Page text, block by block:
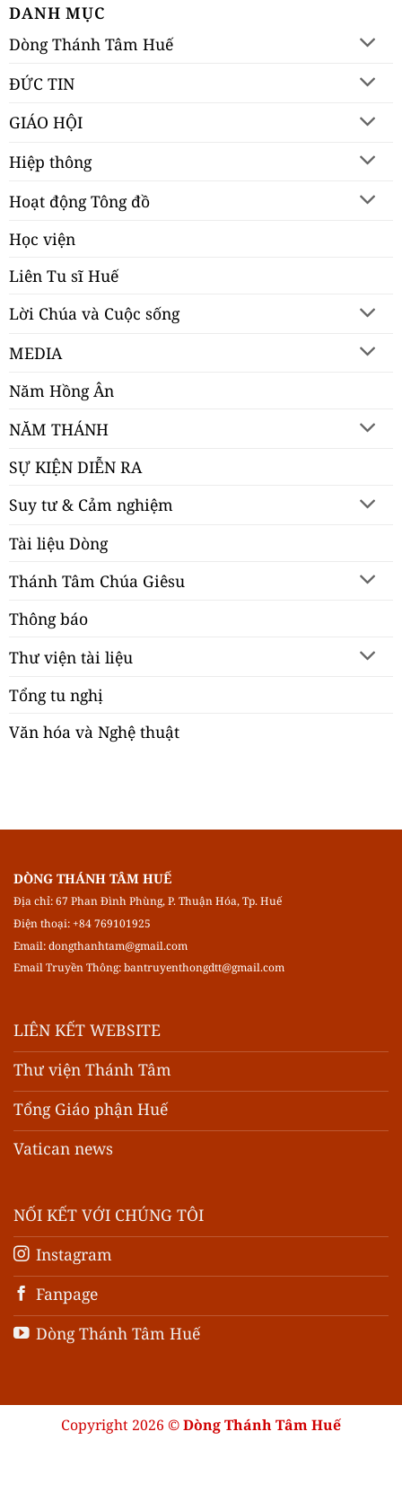
DANH MỤC
Dòng Thánh Tâm Huế
ĐỨC TIN
GIÁO HỘI
Hiệp thông
Hoạt động Tông đồ
Học viện
Liên Tu sĩ Huế
Lời Chúa và Cuộc sống
MEDIA
Năm Hồng Ân
NĂM THÁNH
SỰ KIỆN DIỄN RA
Suy tư & Cảm nghiệm
Tài liệu Dòng
Thánh Tâm Chúa Giêsu
Thông báo
Thư viện tài liệu
Tổng tu nghị
Văn hóa và Nghệ thuật
DÒNG THÁNH TÂM HUẾ
Địa chỉ: 67 Phan Đình Phùng, P. Thuận Hóa, Tp. Huế
Điện thoại: +84 769101925
Email:dongthanhtam@gmail.com
Email Truyền Thông:bantruyenthongdtt@gmail.com
LIÊN KẾT WEBSITE
Thư viện Thánh Tâm
Tổng Giáo phận Huế
Vatican news
NỐI KẾT VỚI CHÚNG TÔI
Instagram
Fanpage
Dòng Thánh Tâm Huế
Copyright 2026 ©Dòng Thánh Tâm Huế